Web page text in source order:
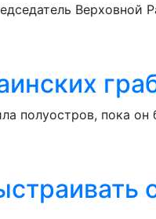
полуостров, пока